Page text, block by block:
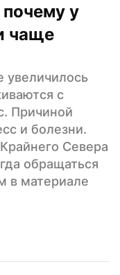
у
чаще
увеличилось
с
Причиной
и болезни.
Севера
обращаться
в материале